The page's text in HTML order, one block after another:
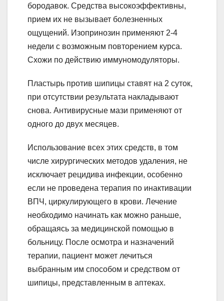
бородавок. Средства высокоэффективны,
прием их не вызывает болезненных
ощущений. Изопринозин применяют 2-4
недели с возможным повторением курса.
Схожи по действию иммуномодуляторы.
Пластырь против шипицы ставят на 2 суток,
при отсутствии результата накладывают
снова. Антивирусные мази применяют от
одного до двух месяцев.
Использование всех этих средств, в том
числе хирургических методов удаления, не
исключает рецидива инфекции, особенно
если не проведена терапия по инактивации
ВПЧ, циркулирующего в крови. Лечение
необходимо начинать как можно раньше,
обращаясь за медицинской помощью в
больницу. После осмотра и назначений
терапии, пациент может лечиться
выбранным им способом и средством от
шипицы, представленным в аптеках.